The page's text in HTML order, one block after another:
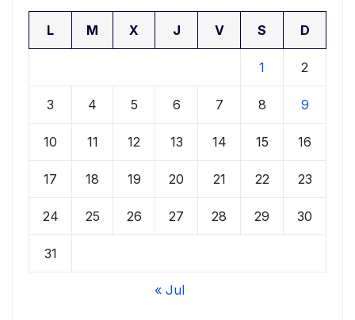
L M X J V S D
1 2
3 4 5 6 7 8 9
10 11 12 13 14 15 16
17 18 19 20 21 22 23
24 25 26 27 28 29 30
31
« Jul